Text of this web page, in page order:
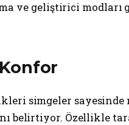
ve geliştirici
simgeler sayesinde
belirtiyor. Özellikle